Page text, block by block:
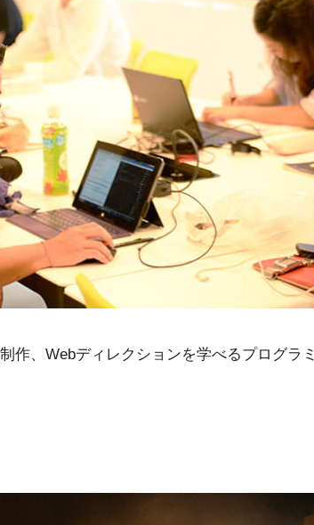
作、Webディレクションを学べるプログラミ